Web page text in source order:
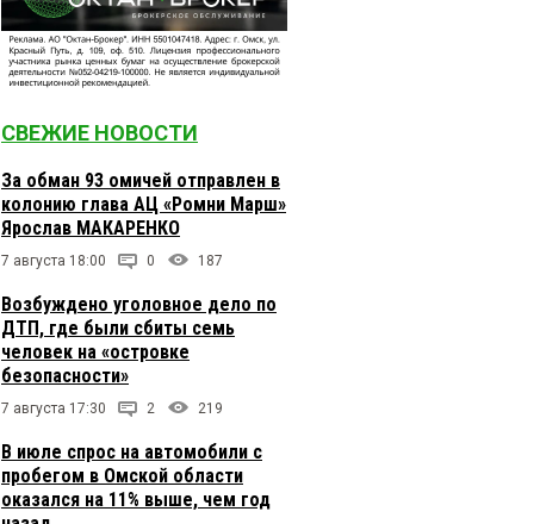
СВЕЖИЕ НОВОСТИ
За обман 93 омичей отправлен в
колонию глава АЦ «Ромни Марш»
Ярослав МАКАРЕНКО
7 августа 18:00 0 187
Возбуждено уголовное дело по
ДТП, где были сбиты семь
человек на «островке
безопасности»
7 августа 17:30 2 219
В июле спрос на автомобили с
пробегом в Омской области
оказался на 11% выше, чем год